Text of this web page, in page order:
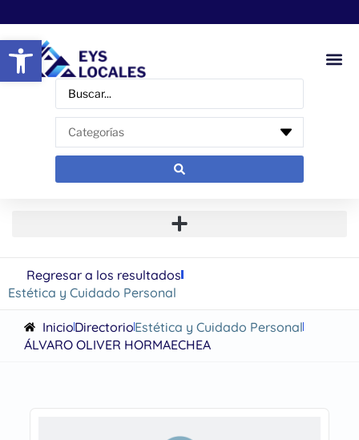
Abrir barra de herramientas
Regresar a los resultados
Estética y Cuidado Personal
InicioDirectorioEstética y Cuidado Personal
ÁLVARO OLIVER HORMAECHEA